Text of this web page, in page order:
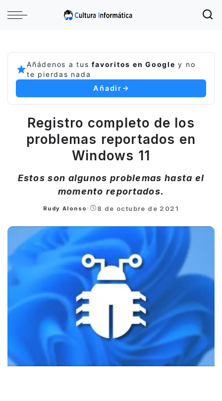
Añádenos a tusfavoritos en Google y no
te pierdas nada
Añadir
Registro completo de los
problemas reportados en
Windows 11
Estos son algunos problemas hasta el
momento reportados.
Posted
Rudy Alonso 8 de octubre de 2021